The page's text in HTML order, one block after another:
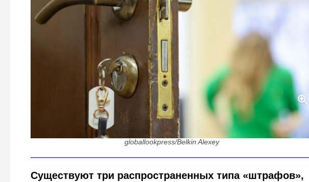
В управляющей компании добавили свой секретный штраф на 5 тысяч: я узнал,
что это чистая липа — вот почему ты должен просто их игнорировать
globallookpress/Belkin Alexey
Существуют три распространенных типа «штрафов»,